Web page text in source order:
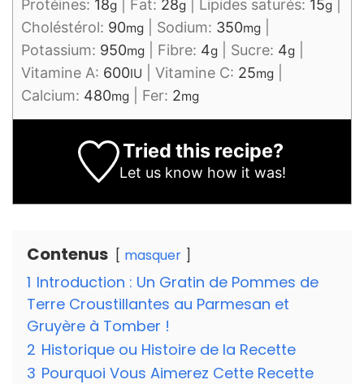
Protéines: 18g Fat: 28g Lipides saturés: 15g
Choléstérol: 90mg Sodium: 350mg
Potassium: 950mg Fibre: 4g Sucre: 4g
Vitamine A: 600IU Vitamine C: 25mg
Calcium: 480mg Fer: 2mg
Tried this recipe?
Let us know how it was!
Contenus masquer
1 Introduction : Un Gratin de Pommes de
Terre Croustillantes au Parmesan et
Gruyère à Tomber !
2 Historique ou Histoire de la Recette
3 Pourquoi Vous Aimerez Cette Recette